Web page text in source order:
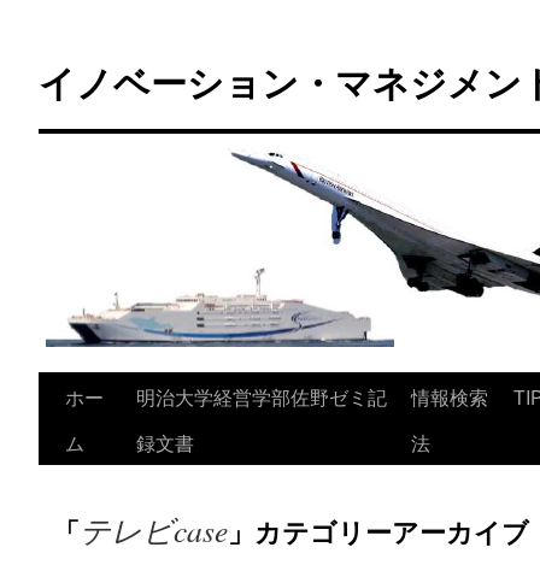
テ
イノベーション・マネジメン
ホー
ム
明治大学経営学部佐野ゼミ記
録文書
情報検索
法
「テレビcase 」カテゴリーアーカイブ